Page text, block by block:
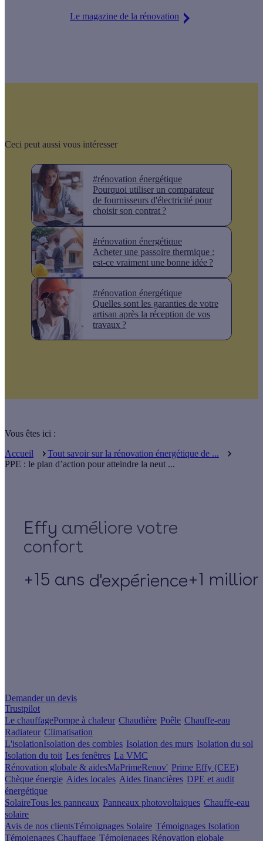
Le magazine de la rénovation
Ceci peut aussi vous intéresser
#rénovation énergétique
Pourquoi utiliser un comparateur
de fournisseurs d'électricité pour
choisir son contrat ?
#rénovation énergétique
Acheter une passoire thermique :
est-ce vraiment une bonne idée ?
#rénovation énergétique
Quelles sont les garanties de votre
artisan après la réception de vos
travaux ?
Vous êtes ici :
Accueil
Tout savoir sur la rénovation énergétique de ...
PPE : le plan d’action pour atteindre la neut ...
Effy
+15 ans d'expérience+1
Demander un devis
Trustpilot
Le chauffagePompe à chaleur Chaudière Poêle Chauffe-eau
Radiateur Climatisation
L'isolationIsolation des combles Isolation des murs Isolation du sol
Isolation du toit Les fenêtres La VMC
Rénovation globale & aidesMaPrimeRenov' Prime Effy (CEE)
Chèque énergie Aides locales Aides financières DPE et audit
énergétique
SolaireTous les panneaux Panneaux photovoltaïques Chauffe-eau
solaire
Avis de nos clientsTémoignages Solaire Témoignages Isolation
Témoignages Chauffage Témoignages Rénovation globale